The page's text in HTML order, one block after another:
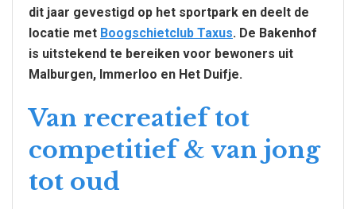
dit jaar gevestigd op het sportpark en deelt de
locatie met Boogschietclub Taxus. De Bakenhof
is uitstekend te bereiken voor bewoners uit
Malburgen, Immerloo en Het Duifje.
Van recreatief tot
competitief & van jong
tot oud